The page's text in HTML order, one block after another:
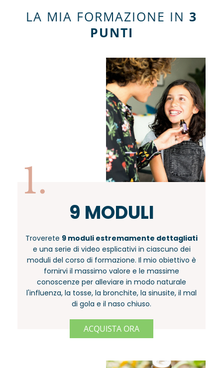
LA MIA FORMAZIONE IN 3
PUNTI
1.
9 MODULI
Troverete 9 moduli estremamente dettagliati
e una serie di video esplicativi in ciascuno dei
moduli del corso di formazione. Il mio obiettivo è
fornirvi il massimo valore e le massime
conoscenze per alleviare in modo naturale
l'influenza, la tosse, la bronchite, la sinusite, il mal
di gola e il naso chiuso.
ACQUISTA ORA